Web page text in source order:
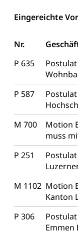
Eingereichte
Nr.
P 635
P 587
M 700
Motion
muss
P 251
M 1102 Motion
Kanton
P 306
Emmen